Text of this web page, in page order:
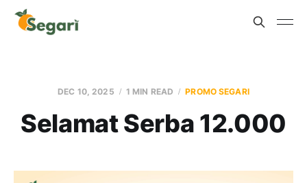
DEC 10, 2025 1 MIN READ PROMO SEGARI
Selamat Serba 12.000